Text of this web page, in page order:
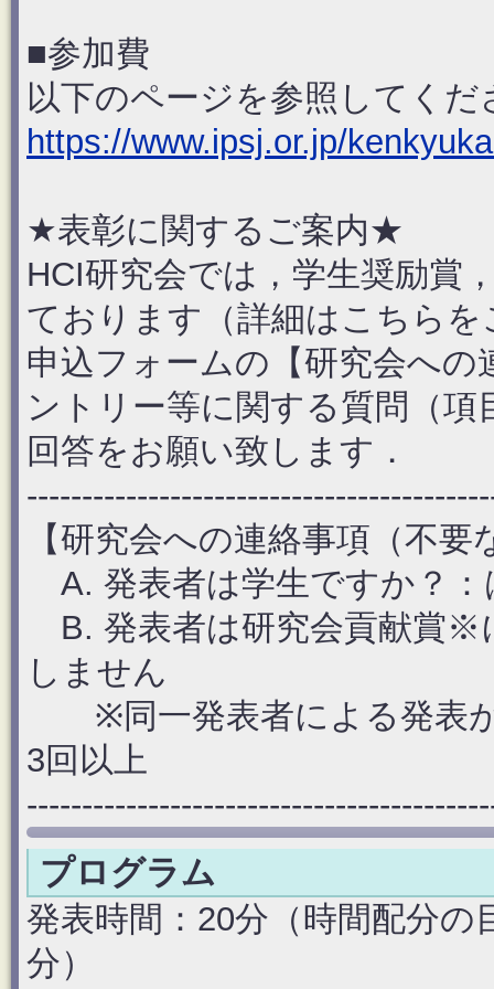
■参加費
以下のページを参照してくだ
https://www.ipsj.or.jp/
★表彰に関するご案内★
HCI研究会では，学生奨励賞
ております（詳細はこちら
申込フォームの【研究会へ
ントリー等に関する質問（
回答をお願い致します．
【研究会への連絡事項（不
A. 発表者は学生ですか？：
B. 発表者は研究会貢献賞※
しません
※同一発表者による発表が
3回以上
プログラム
発表時間：20分（時間配分の
分）